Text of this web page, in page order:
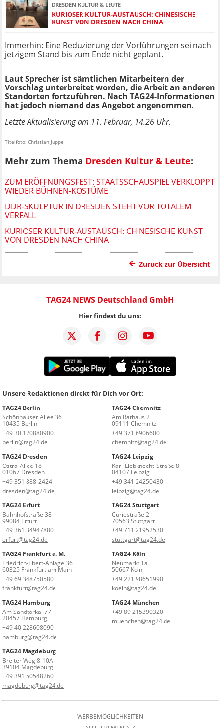
DRESDEN KULTUR & LEUTE
KURIOSER KULTUR-AUSTAUSCH: CHINESISCHE
KUNST VON DRESDEN NACH CHINA
Immerhin: Eine Reduzierung der Vorführungen sei nach
jetzigem Stand bis zum Ende nicht geplant.
Laut Sprecher ist sämtlichen Mitarbeitern der
Vorschlag unterbreitet worden, die Arbeit an anderen
Standorten fortzuführen. Nach TAG24-Informationen
hat jedoch niemand das Angebot angenommen.
Letzte Aktualisierung am 11. Februar, 14.26 Uhr.
Titelfoto: Christian Juppe
Mehr zum Thema Dresden Kultur & Leute:
ZUM ERÖFFNUNGSFEST: STAATSSCHAUSPIEL VERKLOPPT
WIEDER BÜHNEN-KOSTÜME
DDR-SKULPTUR IN DRESDEN STEHT VOR TOTALEM
VERFALL
KURIOSER KULTUR-AUSTAUSCH: CHINESISCHE KUNST
VON DRESDEN NACH CHINA
Zurück zur Übersicht
TAG24 NEWS Deutschland GmbH
Hier findest du uns:
Unsere Redaktionen direkt für Dich vor Ort:
TAG24 Berlin
Schönhauser Allee 36
10435 Berlin
+49 30 120880900
berlin@tag24.de
TAG24 Chemnitz
Am Rathaus 2
09111 Chemnitz
+49 371 6906600
chemnitz@tag24.de
TAG24 Dresden
Ostra-Allee 18
01067 Dresden
+49 351 888-2424
dresden@tag24.de
TAG24 Leipzig
Karl-Liebknecht-Straße 8
04107 Leipzig
+49 341 24250430
leipzig@tag24.de
TAG24 Erfurt
Bahnhofstraße 38
99084 Erfurt
+49 361 34947880
erfurt@tag24.de
TAG24 Stuttgart
Curiestraße 2
70563 Stuttgart
+49 711 21952530
stuttgart@tag24.de
TAG24 Frankfurt a. M.
Friedrich-Ebert-Anlage 36
60325 Frankfurt am Main
+49 69 348750580
frankfurt@tag24.de
TAG24 Köln
Neumarkt 1a
50667 Köln
+49 221 98651990
koeln@tag24.de
TAG24 Hamburg
Am Sandtorkai 77
20457 Hamburg
+49 40 228608090
hamburg@tag24.de
TAG24 München
+49 89 215390320
muenchen@tag24.de
TAG24 Magdeburg
Breiter Weg 8-10A
39104 Magdeburg
+49 391 50548260
magdeburg@tag24.de
WERBEMÖGLICHKEITEN